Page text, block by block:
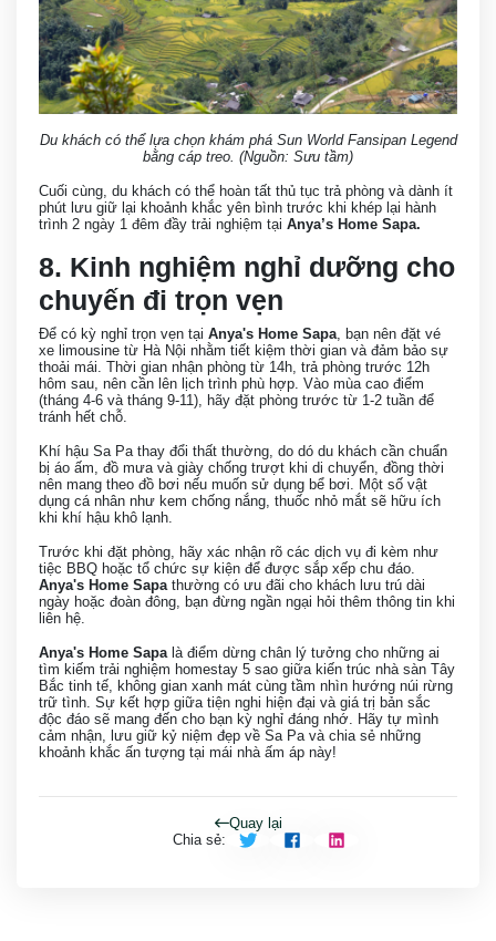
Du khách có thể lựa chọn khám phá Sun World Fansipan Legend
bằng cáp treo. (Nguồn: Sưu tầm)
Cuối cùng, du khách có thể hoàn tất thủ tục trả phòng và dành ít
phút lưu giữ lại khoảnh khắc yên bình trước khi khép lại hành
trình 2 ngày 1 đêm đầy trải nghiệm tại Anya’s Home Sapa.
8. Kinh nghiệm nghỉ dưỡng cho
chuyến đi trọn vẹn
Để có kỳ nghỉ trọn vẹn tại Anya's Home Sapa, bạn nên đặt vé
xe limousine từ Hà Nội nhằm tiết kiệm thời gian và đảm bảo sự
thoải mái. Thời gian nhận phòng từ 14h, trả phòng trước 12h
hôm sau, nên cần lên lịch trình phù hợp. Vào mùa cao điểm
(tháng 4-6 và tháng 9-11), hãy đặt phòng trước từ 1-2 tuần để
tránh hết chỗ.
Khí hậu Sa Pa thay đổi thất thường, do dó du khách cần chuẩn
bị áo ấm, đồ mưa và giày chống trượt khi di chuyển, đồng thời
nên mang theo đồ bơi nếu muốn sử dụng bể bơi. Một số vật
dụng cá nhân như kem chống nắng, thuốc nhỏ mắt sẽ hữu ích
khi khí hậu khô lạnh.
Trước khi đặt phòng, hãy xác nhận rõ các dịch vụ đi kèm như
tiệc BBQ hoặc tổ chức sự kiện để được sắp xếp chu đáo.
Anya's Home Sapathường có ưu đãi cho khách lưu trú dài
ngày hoặc đoàn đông, bạn đừng ngần ngại hỏi thêm thông tin khi
liên hệ.
Anya's Home Sapalà điểm dừng chân lý tưởng cho những ai
tìm kiếm trải nghiệm homestay 5 sao giữa kiến trúc nhà sàn Tây
Bắc tinh tế, không gian xanh mát cùng tầm nhìn hướng núi rừng
trữ tình. Sự kết hợp giữa tiện nghi hiện đại và giá trị bản sắc
độc đáo sẽ mang đến cho bạn kỳ nghỉ đáng nhớ. Hãy tự mình
cảm nhận, lưu giữ kỷ niệm đẹp về Sa Pa và chia sẻ những
khoảnh khắc ấn tượng tại mái nhà ấm áp này!
Quay lại
Chia sẻ: